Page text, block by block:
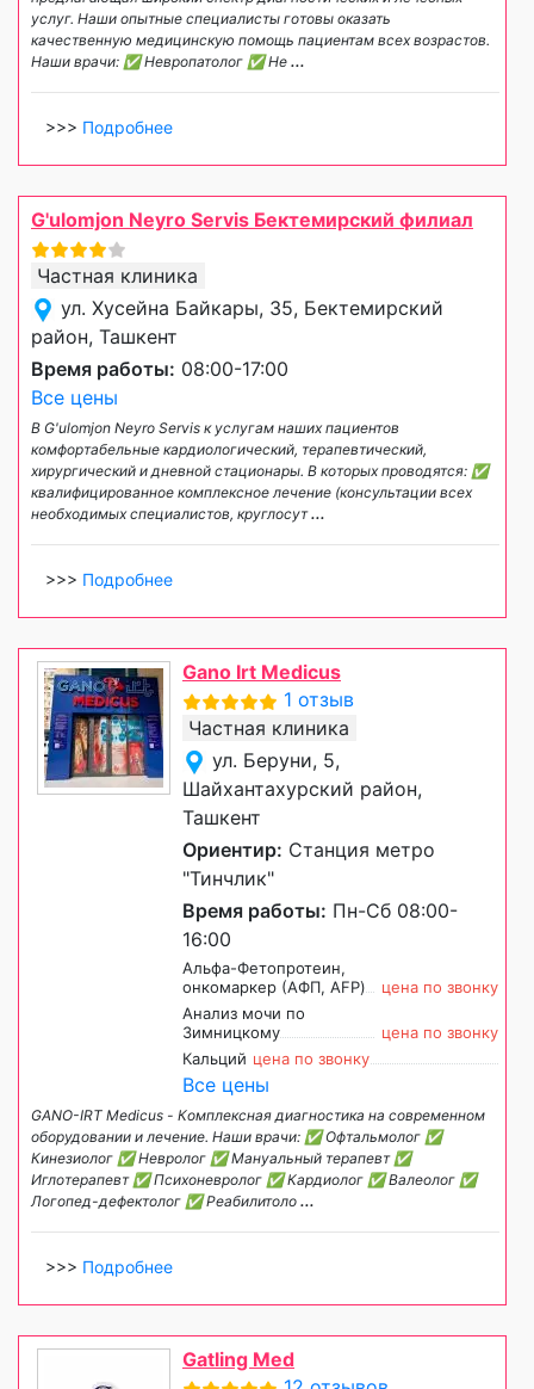
услуг. Наши опытные специалисты готовы оказать
качественную медицинскую помощь пациентам всех возрастов.
Наши врачи: ✅ Невропатолог ✅ Не ...
>>> Подробнее
G'ulomjon Neyro Servis Бектемирский филиал
Частная клиника
ул. Хусейна Байкары, 35, Бектемирский
район, Ташкент
Время работы: 08:00-17:00
Все цены
В G'ulomjon Neyro Servis к услугам наших пациентов
комфортабельные кардиологический, терапевтический,
хирургический и дневной стационары. В которых проводятся: ✅
квалифицированное комплексное лечение (консультации всех
необходимых специалистов, круглосут...
>>> Подробнее
Gano Irt Medicus
1 отзыв
Частная клиника
ул. Беруни, 5,
Шайхантахурский район,
Ташкент
Ориентир: Станция метро
"Тинчлик"
Время работы: Пн-Сб 08:00-
16:00
Альфа-Фетопротеин,
онкомаркер (АФП, AFP)
цена по звонку
Анализ мочи по
Зимницкому
цена по звонку
Кальций цена по звонку
Все цены
GANO-IRT Medicus - Комплексная диагностика на современном
оборудовании и лечение. Наши врачи: ✅ Офтальмолог ✅
Кинезиолог ✅ Невролог ✅ Мануальный терапевт ✅
Иглотерапевт ✅ Психоневролог ✅ Кардиолог ✅ Валеолог ✅
Логопед-дефектолог ✅ Реабилитоло ...
>>> Подробнее
Gatling Med